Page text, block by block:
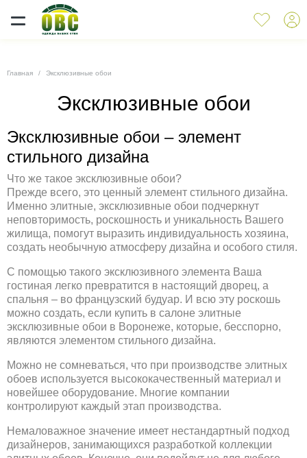
Главная Эксклюзивные обои
Эксклюзивные обои
Эксклюзивные обои – элемент
стильного дизайна
Что же такое эксклюзивные обои?
Прежде всего, это ценный элемент стильного дизайна.
Именно элитные, эксклюзивные обои подчеркнут
неповторимость, роскошность и уникальность Вашего
жилища, помогут выразить индивидуальность хозяина,
создать необычную атмосферу дизайна и особого стиля.
С помощью такого эксклюзивного элемента Ваша
гостиная легко превратится в настоящий дворец, а
спальня – во французский будуар. И всю эту роскошь
можно создать, если купить в салоне элитные
эксклюзивные обои в Воронеже, которые, бесспорно,
являются элементом стильного дизайна.
Можно не сомневаться, что при производстве элитных
обоев используется высококачественный материал и
новейшее оборудование. Многие компании
контролируют каждый этап производства.
Немаловажное значение имеет нестандартный подход
дизайнеров, занимающихся разработкой коллекции